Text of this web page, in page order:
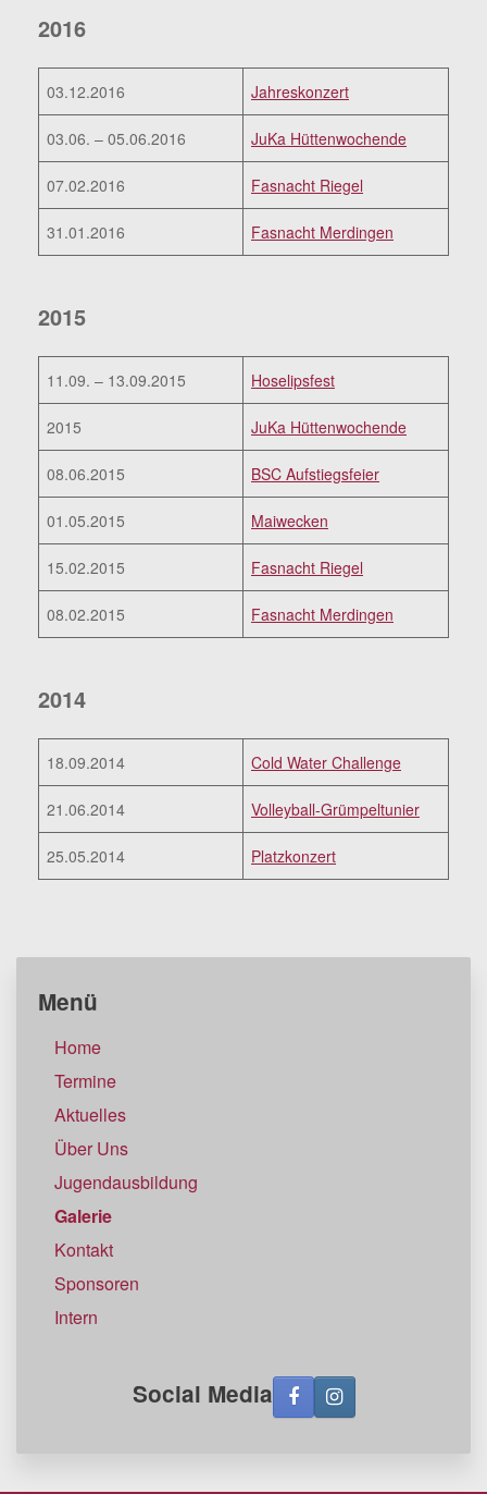
2016
03.12.2016 Jahreskonzert
03.06. – 05.06.2016 JuKa Hüttenwochende
07.02.2016 Fasnacht Riegel
31.01.2016 Fasnacht Merdingen
2015
11.09. – 13.09.2015 Hoselipsfest
2015 JuKa Hüttenwochende
08.06.2015 BSC Aufstiegsfeier
01.05.2015 Maiwecken
15.02.2015 Fasnacht Riegel
08.02.2015 Fasnacht Merdingen
2014
18.09.2014 Cold Water Challenge
21.06.2014 Volleyball-Grümpeltunier
25.05.2014 Platzkonzert
Menü
Home
Termine
Aktuelles
Über Uns
Jugendausbildung
Galerie
Kontakt
Sponsoren
Intern
Social Media